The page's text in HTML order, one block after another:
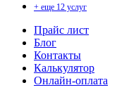
+ еще 12 услуг
Прайс лист
Блог
Контакты
Калькулятор
Онлайн-оплата